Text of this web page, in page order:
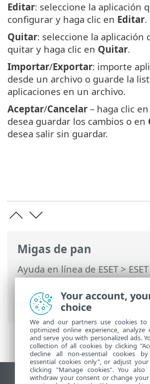
Migas de pan
Ayuda en línea de ESET>
Ultimate>Configuración
Protecciones> SSL/TLS>
exploración de aplicaciones
Editar: seleccione la aplicación
configurar y haga clic en Editar.
Quitar: seleccione la aplicación
quitar y haga clic en Quitar.
Importar/Exportar: importe
desde un archivo o guarde la
aplicaciones en un archivo.
Aceptar/Cancelar – haga clic en
desea guardar los cambios o en
desea salir sin guardar.
Your account,
choice
We and our partners use cookies
optimized online experience,
and serve you with personalized ads.
collection of all cookies by clicking
decline all non-essential cookies
essential cookies only", or adjust
clicking "Manage cookies". You
withdraw your consent or change your